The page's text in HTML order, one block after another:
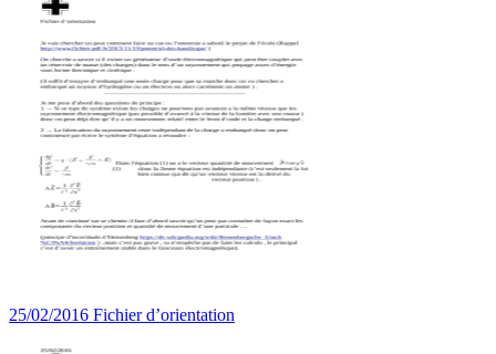
25/02/2016 Fichier d’orientation